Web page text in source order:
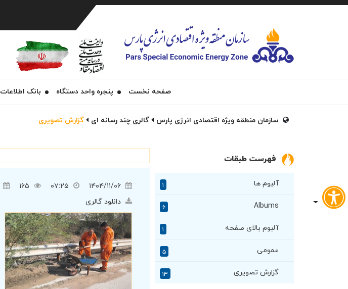
صفحه نخست پنجره واحد دستگاه بانک اطلاعات
سازمان منطقه ویژه اقتصادی انرژی پارس گالری چند رسانه ای گزارش تصویری
۱۴۰۴/۱۱/۰۶ ۰۷:۲۵ ۱۶۵
دانلود گالری
فهرست طبقات
آلبوم ها ۱
Albums ۶
آلبوم بالای صفحه ۱
عمومی ۵
گزارش تصویری ۱۳